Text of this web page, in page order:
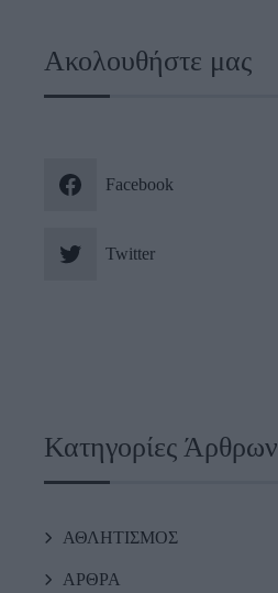
Ακολουθήστε μας
Facebook
Twitter
Κατηγορίες Άρθρων
ΑΘΛΗΤΙΣΜΟΣ
ΑΡΘΡΑ